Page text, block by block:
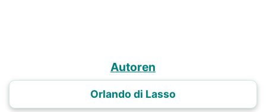
Autoren
Orlando di Lasso